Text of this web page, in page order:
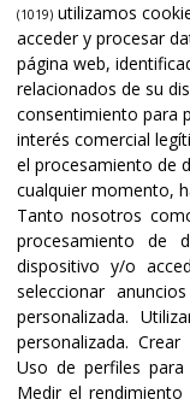
Certificaciones
(1019) utilizamos
acceder y procesar
página web,
relacionados de su
consentimiento para
interés comercial
el procesamiento de
cualquier momento,
Tanto nosotros
procesamiento de
dispositivo y/o
seleccionar
personalizada.
personalizada.
Uso de perfiles
Medir el rendimiento